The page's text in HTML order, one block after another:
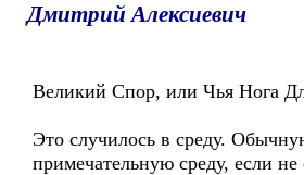
Дмитрий Алексиевич
Великий Спор, или Чья Нога
Это случилось в среду.
примечательную среду, если не